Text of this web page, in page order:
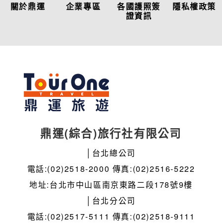
關於鼎運 企業專區
各國護照簽
證資訊
隱私權政策
鼎運(綜合)旅行社有限公司
│台北總公司
電話:(02)2518-2000 傳真:(02)2516-5222
地址:台北市中山區南京東路二段178號9樓
│台北分公司
電話:(02)2517-5111 傳真:(02)2518-9111